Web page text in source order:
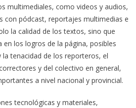
multimediales, como videos y audios,
con pódcast, reportajes multimedias e
la calidad de los textos, sino que
en los logros de la página, posibles
tenacidad de los reporteros, el
y del colectivo en general,
a nivel nacional y provincial.
tecnológicas y materiales,